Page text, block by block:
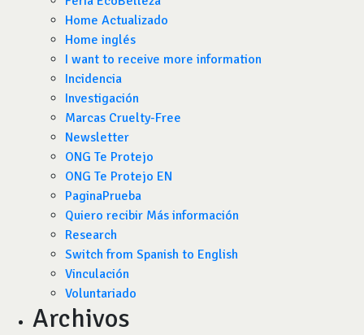
Home Actualizado
Home inglés
I want to receive more information
Incidencia
Investigación
Marcas Cruelty-Free
Newsletter
ONG Te Protejo
ONG Te Protejo EN
PaginaPrueba
Quiero recibir Más información
Research
Switch from Spanish to English
Vinculación
Voluntariado
Archivos